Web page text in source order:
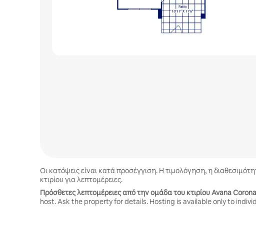
Οι κατόψεις είναι κατά προσέγγιση. Η τιμολόγηση, η
κτιρίου για λεπτομέρειες.
Πρόσθετες λεπτομέρειες από την ομάδα του κτιρίου Avana
host. Ask the property for details. Hosting is available only to